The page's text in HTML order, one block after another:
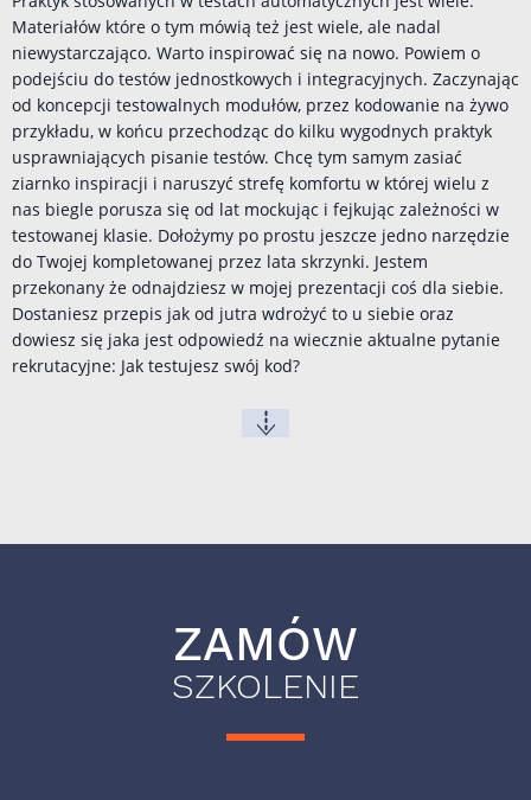
Materiałów które o tym mówią też jest wiele, ale nadal
niewystarczająco. Warto inspirować się na nowo. Powiem o
podejściu do testów jednostkowych i integracyjnych. Zaczynając
od koncepcji testowalnych modułów, przez kodowanie na żywo
przykładu, w końcu przechodząc do kilku wygodnych praktyk
usprawniających pisanie testów. Chcę tym samym zasiać
ziarnko inspiracji i naruszyć strefę komfortu w której wielu z
nas biegle porusza się od lat mockując i fejkując zależności w
testowanej klasie. Dołożymy po prostu jeszcze jedno narzędzie
do Twojej kompletowanej przez lata skrzynki. Jestem
przekonany że odnajdziesz w mojej prezentacji coś dla siebie.
Dostaniesz przepis jak od jutra wdrożyć to u siebie oraz
dowiesz się jaka jest odpowiedź na wiecznie aktualne pytanie
rekrutacyjne: Jak testujesz swój kod?
ZAMÓW
SZKOLENIE